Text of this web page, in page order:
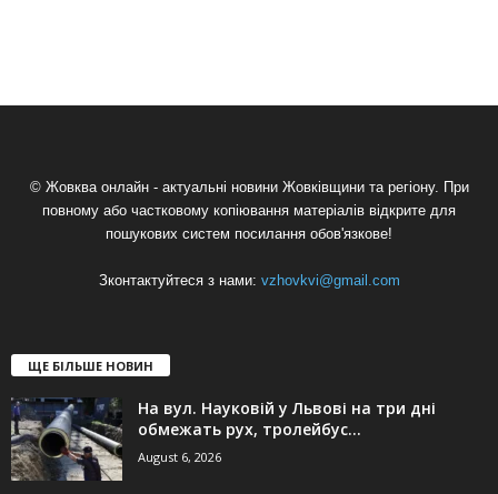
© Жовква онлайн - актуальні новини Жовківщини та регіону. При
повному або частковому копіювання матеріалів відкрите для
пошукових систем посилання обов'язкове!
Зконтактуйтеся з нами: vzhovkvi@gmail.com
ЩЕ БІЛЬШЕ НОВИН
На вул. Науковій у Львові на три дні
обмежать рух, тролейбус...
August 6, 2026